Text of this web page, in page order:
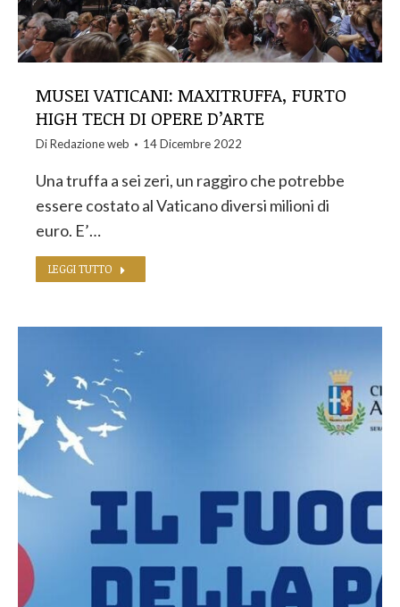
MUSEI VATICANI: MAXITRUFFA, FURTO
HIGH TECH DI OPERE D’ARTE
DiRedazione web 14 Dicembre 2022
Una truffa a sei zeri, un raggiro che potrebbe
essere costato al Vaticano diversi milioni di
euro. E’…
LEGGI TUTTO